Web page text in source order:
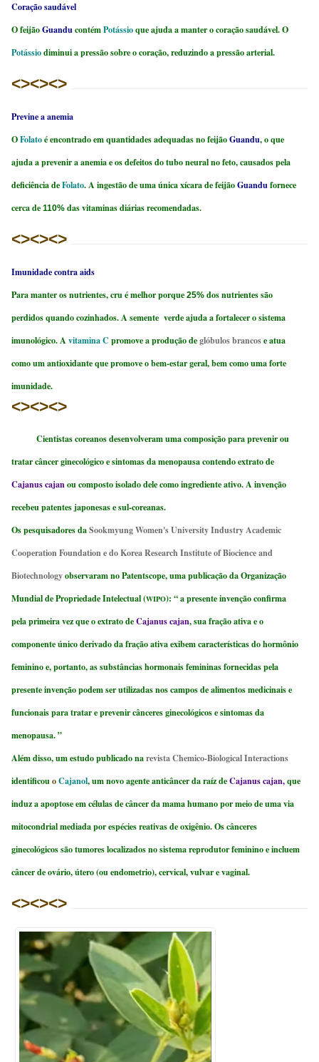
Coração saudável
O feijãoGuanducontémPotássioque ajuda a manter o coração saudável. O
Potássiodiminui a pressão sobre o coração, reduzindo a pressão arterial.
<><><>
Previne a anemia
OFolatoé encontrado em quantidades adequadas no feijãoGuandu, o que
ajuda a prevenir a anemia e os defeitos do tubo neural no feto, causados pela
deficiência deFolato. A ingestão de uma única xícara de feijãoGuandufornece
cerca de110% das vitaminas diárias recomendadas.
<><><>
Imunidade contra aids
Para manter os nutrientes, cru é melhor porque25%dos nutrientes são
perdidos quando cozinhados. A semente verde ajuda a fortalecer o sistema
imunológico. Avitamina Cpromove a produção deglóbulos brancose atua
como um antioxidante que promove o bem-estar geral, bem como uma forte
imunidade.
<><><>
Cientistas coreanos desenvolveram uma composição para prevenir ou
tratar câncer ginecológico e sintomas da menopausa contendo extrato de
Cajanus cajanou composto isolado dele como ingrediente ativo. A invenção
recebeu patentes japonesas e sul-coreanas.
Os pesquisadores daSookmyung Women's University Industry Academic
Cooperation Foundation e do Korea Research Institute of Biocience and
Biotechnologyobservaram no Patentscope, uma publicação da Organização
Mundial de Propriedade Intelectual (WIPO): “ a presente invenção confirma
pela primeira vez que o extrato deCajanus cajan, sua fração ativa e o
componente único derivado da fração ativa exibem características do hormônio
feminino e, portanto, as substâncias hormonais femininas fornecidas pela
presente invenção podem ser utilizadas nos campos de alimentos medicinais e
funcionais para tratar e prevenir cânceres ginecológicos e sintomas da
menopausa. ”
Além disso, um estudo publicado narevista Chemico-Biological Interactions
identificouoCajanol, um novo agente anticâncer da raíz deCajanus cajan,que
induz a apoptose em células de câncer da mama humano por meio de uma via
mitocondrial mediada por espécies reativas de oxigênio. Os cânceres
ginecológicos são tumores localizados no sistema reprodutor feminino e incluem
câncer de ovário, útero (ou endometrio), cervical, vulvar e vaginal.
<><><>